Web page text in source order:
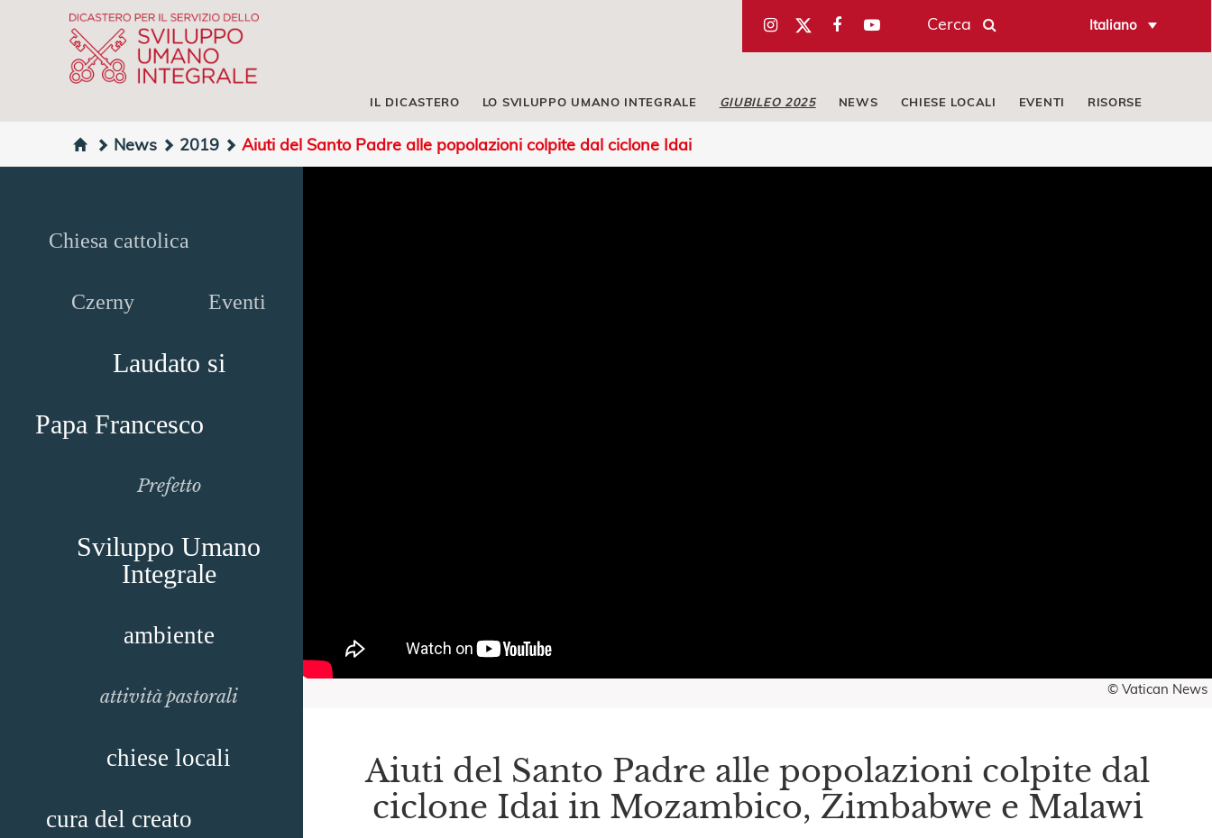
Cerca Italiano
IL DICASTERO LO SVILUPPO UMANO INTEGRALE GIUBILEO 2025 NEWS CHIESE LOCALI EVENTI RISORSE
News 2019 Aiuti del Santo Padre alle popolazioni colpite dal ciclone Idai
Chiesa cattolica
Czerny Eventi
Laudato si
Papa Francesco
Prefetto
Sviluppo Umano
Integrale
ambiente
attività pastorali
chiese locali
cura del creato
© Vatican News
Aiuti del Santo Padre alle popolazioni colpite dal
ciclone Idai in Mozambico, Zimbabwe e Malawi